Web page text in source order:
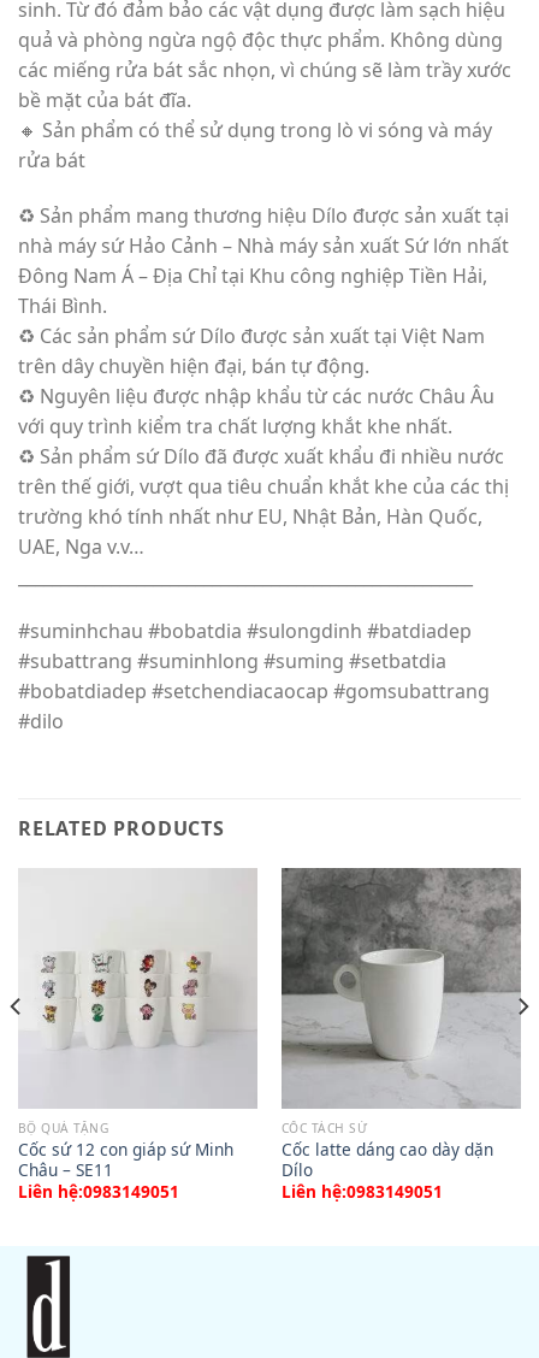
sinh. Từ đó đảm bảo các vật dụng được làm sạch hiệu
quả và phòng ngừa ngộ độc thực phẩm. Không dùng
các miếng rửa bát sắc nhọn, vì chúng sẽ làm trầy xước
bề mặt của bát đĩa.
🔸 Sản phẩm có thể sử dụng trong lò vi sóng và máy
rửa bát
♻️ Sản phẩm mang thương hiệu Dílo được sản xuất tại
nhà máy sứ Hảo Cảnh – Nhà máy sản xuất Sứ lớn nhất
Đông Nam Á – Địa Chỉ tại Khu công nghiệp Tiền Hải,
Thái Bình.
♻️ Các sản phẩm sứ Dílo được sản xuất tại Việt Nam
trên dây chuyền hiện đại, bán tự động.
♻️ Nguyên liệu được nhập khẩu từ các nước Châu Âu
với quy trình kiểm tra chất lượng khắt khe nhất.
♻️ Sản phẩm sứ Dílo đã được xuất khẩu đi nhiều nước
trên thế giới, vượt qua tiêu chuẩn khắt khe của các thị
trường khó tính nhất như EU, Nhật Bản, Hàn Quốc,
UAE, Nga v.v…
#suminhchau #bobatdia #sulongdinh #batdiadep
#subattrang #suminhlong #suming #setbatdia
#bobatdiadep #setchendiacaocap #gomsubattrang
#dilo
RELATED PRODUCTS
BỘ QUÀ TẶNG
Cốc sứ 12 con giáp sứ Minh
Châu – SE11
Liên hệ:0983149051
CỐC TÁCH SỨ
Cốc latte dáng cao dày dặn
Dílo
Liên hệ:0983149051